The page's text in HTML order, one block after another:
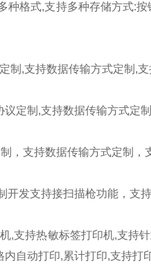
种格式,支持多种存储方式:按
制 ,支持数据传输方式定制 ,支
议定制 ,支持数据传输方式定制
，支持数据传输方式定制，
开发支持接扫描枪功能，支
,支持热敏标签打印机,支持
内自动打印,累计打印,支持打